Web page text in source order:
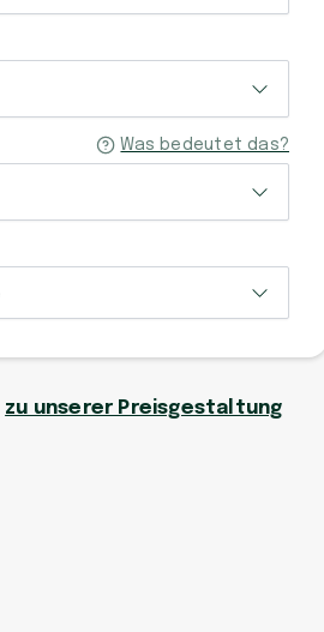
Was bedeutet das?
zu unserer Preisgestaltung